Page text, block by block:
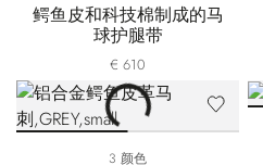
鳄鱼皮和科技棉制成的马
球护腿带
€ 610
3 颜色